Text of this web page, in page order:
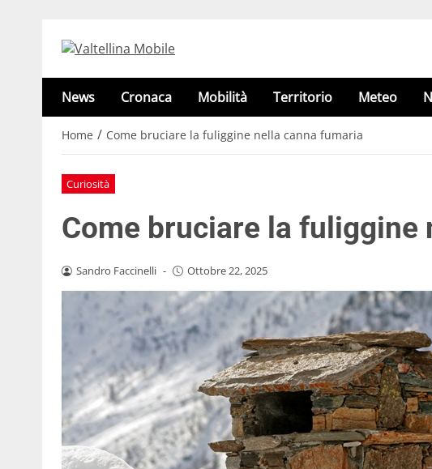
News Cronaca Mobilità Territorio Meteo
Home / Come bruciare la fuliggine nella canna fumaria
Curiosità
Come bruciare la fuliggine
Sandro Faccinelli - Ottobre 22, 2025